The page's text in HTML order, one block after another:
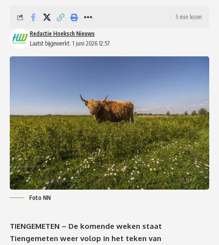
Laatst bijgewerkt: 1 juni 2026 12:57
Redactie Hoeksch Nieuws
5 min lezen
Foto NN
TIENGEMETEN – De komende weken staat
Tiengemeten weer volop in het teken van